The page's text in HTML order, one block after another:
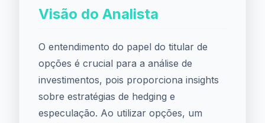
Visão do Analista
O entendimento do papel do titular de
opções é crucial para a análise de
investimentos, pois proporciona insights
sobre estratégias de hedging e
especulação. Ao utilizar opções, um